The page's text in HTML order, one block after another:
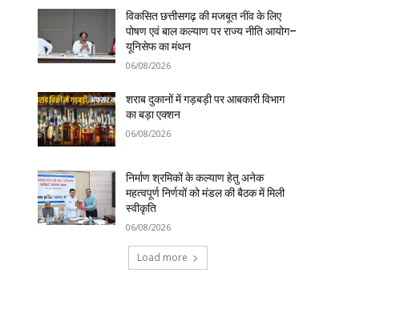
विकसित छत्तीसगढ़ की मजबूत नींव के लिए
पोषण एवं बाल कल्याण पर राज्य नीति आयोग–
यूनिसेफ का मंथन
06/08/2026
शराब दुकानों में गड़बड़ी पर आबकारी विभाग
का बड़ा एक्शन
06/08/2026
निर्माण श्रमिकों के कल्याण हेतु अनेक
महत्वपूर्ण निर्णयों को मंडल की बैठक में मिली
स्वीकृति
06/08/2026
Load more